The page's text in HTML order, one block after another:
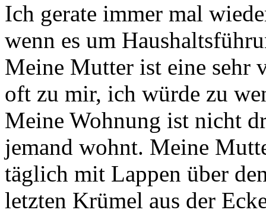
Ich gerate immer mal
wenn es um
Meine Mutter ist eine sehr
oft zu mir, ich würde zu
Meine Wohnung ist nicht
jemand wohnt. Meine
täglich mit Lappen über
letzten Krümel aus der